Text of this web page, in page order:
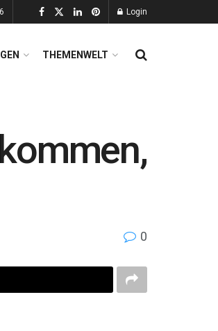
Login
THEMENWELT
0